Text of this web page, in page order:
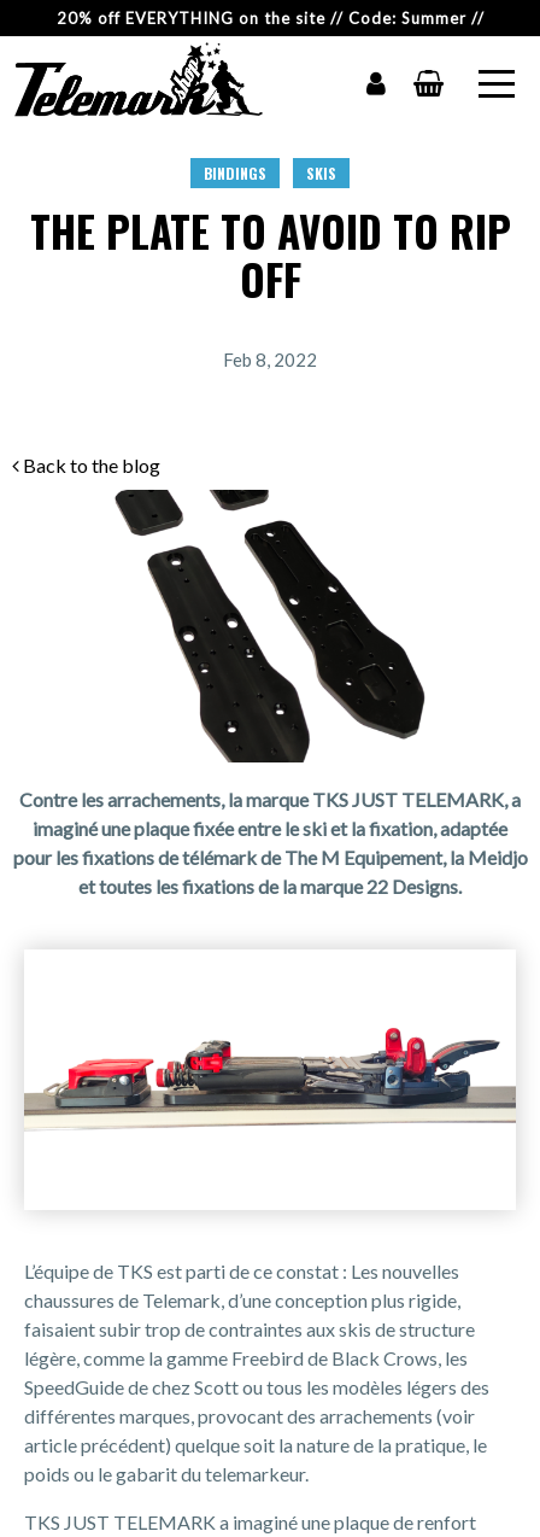
20% off EVERYTHING on the site // Code: Summer //
BINDINGS SKIS
THE PLATE TO AVOID TO RIP
OFF
Feb 8, 2022
Back to the blog
Contre les arrachements, la marque TKS JUST TELEMARK, a
imaginé une plaque fixée entre le ski et la fixation, adaptée
pour les fixations de télémark de The M Equipement, la Meidjo
et toutes les fixations de la marque 22 Designs.
L’équipe de TKS est parti de ce constat : Les nouvelles
chaussures de Telemark, d’une conception plus rigide,
faisaient subir trop de contraintes aux skis de structure
légère, comme la gamme Freebird de Black Crows, les
SpeedGuide de chez Scott ou tous les modèles légers des
différentes marques, provocant des arrachements (voir
article précédent) quelque soit la nature de la pratique, le
poids ou le gabarit du telemarkeur.
TKS JUST TELEMARK a imaginé une plaque de renfort